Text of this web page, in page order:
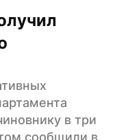
в три
сообщили в